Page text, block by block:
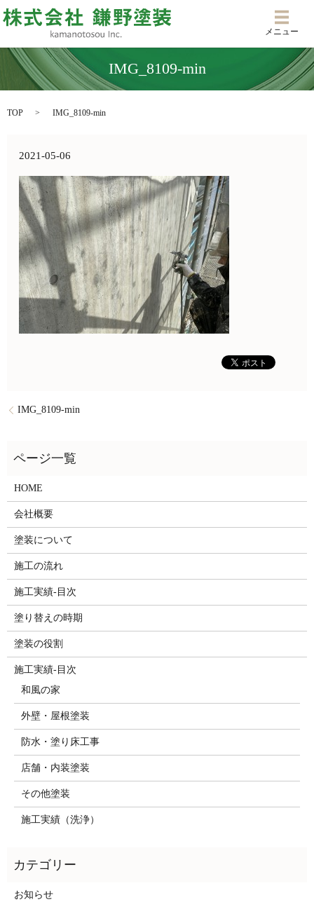
メニ
メニュー
IMG_8109-min
TOP IMG_8109-min
2021-05-06
IMG_8109-min
HOME
会社概要
塗装について
施工の流れ
施工実績-目次
塗り替えの時期
塗装の役割
施工実績-目次
和風の家
外壁・屋根塗装
防水・塗り床工事
店舗・内装塗装
その他塗装
施工実績（洗浄）
お知らせ